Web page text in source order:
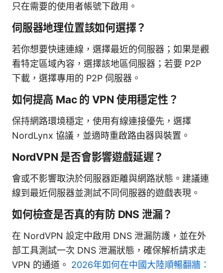
只在需要的使用者帳號下啟用。
伺服器地理位置該如何選擇？
若你想要快速連線，選擇最近的伺服器；如果是觀
看特定區域內容，選擇該地區伺服器；若要 P2P
下載，選擇專用的 P2P 伺服器。
如何提高 Mac 的 VPN 使用穩定性？
保持網路環境穩定，使用有線連接優先，選擇
NordLynx 協議，並適時重啟路由器與裝置。
NordVPN 是否會影響遊戲延遲？
會或不影響取決於伺服器距離與網路狀態。建議連
線到最近伺服器並測試不同伺服器的遊戲表現。
如何檢查是否真的有防 DNS 泄漏？
在 NordVPN 設定中啟用 DNS 泄漏防護，並在外
部工具測試一次 DNS 泄漏狀態，確保解析請求走
VPN 的通道。 2026年如何在中國大陸順暢翻牆：